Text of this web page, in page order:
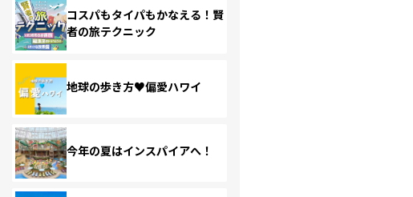
コスパもタイパもかなえる！賢
者の旅テクニック
地球の歩き方♥偏愛ハワイ
今年の夏はインスパイアへ！